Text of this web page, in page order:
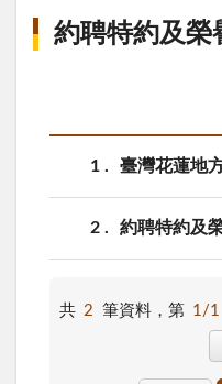
約聘特約及榮
1 臺灣花蓮地
2 約聘特約及
共 2 筆資料，第 1/1